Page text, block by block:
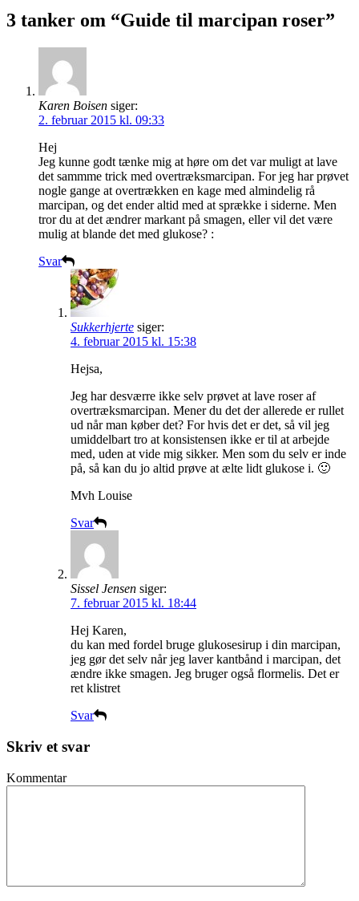
3 tanker om “Guide til marcipan roser”
Karen Boisen siger:
2. februar 2015 kl. 09:33
Hej
Jeg kunne godt tænke mig at høre om det var muligt at lave
det sammme trick med overtræksmarcipan. For jeg har prøvet
nogle gange at overtrækken en kage med almindelig rå
marcipan, og det ender altid med at sprække i siderne. Men
tror du at det ændrer markant på smagen, eller vil det være
mulig at blande det med glukose? :
Svar
Sukkerhjerte siger:
4. februar 2015 kl. 15:38
Hejsa,
Jeg har desværre ikke selv prøvet at lave roser af
overtræksmarcipan. Mener du det der allerede er rullet
ud når man køber det? For hvis det er det, så vil jeg
umiddelbart tro at konsistensen ikke er til at arbejde
med, uden at vide mig sikker. Men som du selv er inde
på, så kan du jo altid prøve at ælte lidt glukose i. 🙂
Mvh Louise
Svar
Sissel Jensen siger:
7. februar 2015 kl. 18:44
Hej Karen,
du kan med fordel bruge glukosesirup i din marcipan,
jeg gør det selv når jeg laver kantbånd i marcipan, det
ændre ikke smagen. Jeg bruger også flormelis. Det er
ret klistret
Svar
Skriv et svar
Kommentar